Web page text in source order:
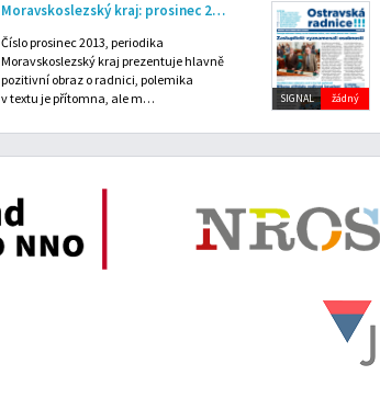
Moravskoslezský kraj: prosinec 2013
Číslo prosinec 2013, periodika
Moravskoslezský kraj prezentuje hlavně
pozitivní obraz o radnici, polemika
v textu je přítomna, ale m…
SIGNAL žádný